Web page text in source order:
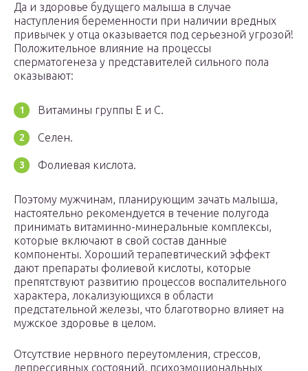
Да и здоровье будущего малыша в случае
наступления беременности при наличии вредных
привычек у отца оказывается под серьезной угрозой!
Положительное влияние на процессы
сперматогенеза у представителей сильного пола
оказывают:
Витамины группы Е и С.
Селен.
Фолиевая кислота.
Поэтому мужчинам, планирующим зачать малыша,
настоятельно рекомендуется в течение полугода
принимать витаминно-минеральные комплексы,
которые включают в свой состав данные
компоненты. Хороший терапевтический эффект
дают препараты фолиевой кислоты, которые
препятствуют развитию процессов воспалительного
характера, локализующихся в области
предстательной железы, что благотворно влияет на
мужское здоровье в целом.
Отсутствие нервного переутомления, стрессов,
депрессивных состояний, психоэмоциональных